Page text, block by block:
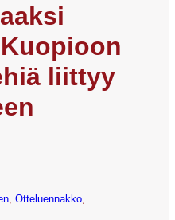
liittyy
Otteluennakko